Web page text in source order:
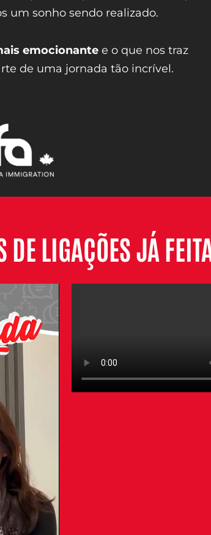
um sonho sendo realizado.
emocionantee o que nos traz
de uma jornada tão incrível.
LIGAÇÕES JÁ